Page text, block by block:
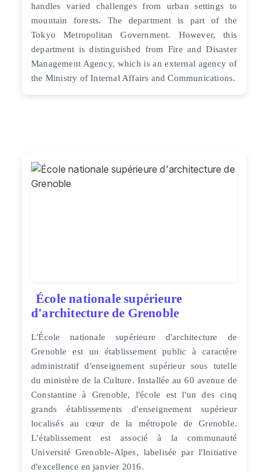
handles varied challenges from urban settings to
mountain forests. The department is part of the
Tokyo Metropolitan Government. However, this
department is distinguished from Fire and Disaster
Management Agency, which is an external agency of
the Ministry of Internal Affairs and Communications.
École nationale supérieure
d'architecture de Grenoble
L'École nationale supérieure d'architecture de
Grenoble est un établissement public à caractère
administratif d'enseignement supérieur sous tutelle
du ministère de la Culture. Installée au 60 avenue de
Constantine à Grenoble, l'école est l'un des cinq
grands établissements d'enseignement supérieur
localisés au cœur de la métropole de Grenoble.
L’établissement est associé à la communauté
Université Grenoble-Alpes, labelisée par l'Initiative
d'excellence en janvier 2016.